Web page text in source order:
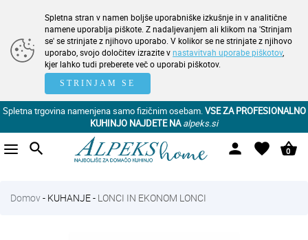
Spletna stran v namen boljše uporabniške izkušnje in v analitične
namene uporablja piškote. Z nadaljevanjem ali klikom na 'Strinjam
se' se strinjate z njihovo uporabo. V kolikor se ne strinjate z njihovo
uporabo, svojo določitev izrazite vnastavitvah uporabe piškotov,
kjer lahko tudi preberete več o uporabi piškotov.
STRINJAM SE
Spletna trgovina namenjena samo fizičnim osebam.VSE ZA PROFESIONALNO
KUHINJO NAJDETE NA alpeks.si
search person favorite shopping_basket
0
Domov- KUHANJE- LONCI IN EKONOM LONCI